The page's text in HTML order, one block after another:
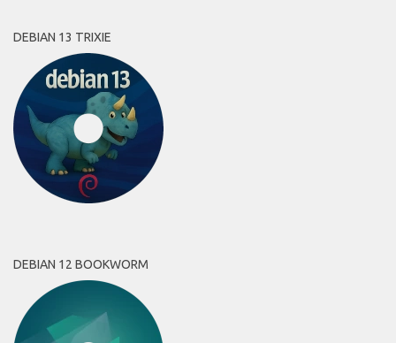
DEBIAN 13 TRIXIE
DEBIAN 12 BOOKWORM